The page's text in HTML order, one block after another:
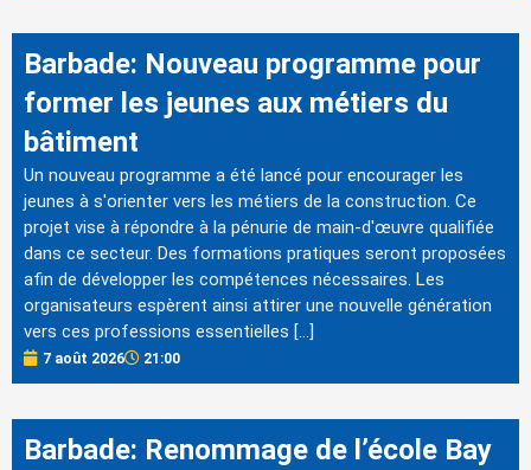
Barbade: Nouveau programme pour
former les jeunes aux métiers du
bâtiment
Un nouveau programme a été lancé pour encourager les
jeunes à s'orienter vers les métiers de la construction. Ce
projet vise à répondre à la pénurie de main-d'œuvre qualifiée
dans ce secteur. Des formations pratiques seront proposées
afin de développer les compétences nécessaires. Les
organisateurs espèrent ainsi attirer une nouvelle génération
vers ces professions essentielles […]
7 août 2026 21:00
Barbade: Renommage de l’école Bay